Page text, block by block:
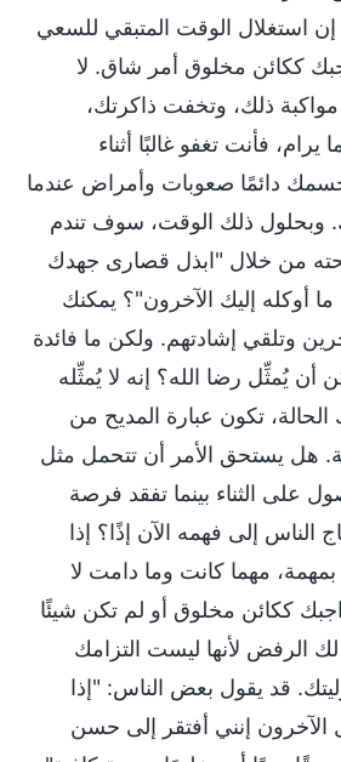
استغلال الوقت المتبقي للسعي
ككائن مخلوق أمر شاق. لا
ذلك، وتخفت ذاكرتك،
فأنت تغفو غالبًا أثناء
جسمك دائمًا صعوبات وأمراض عندما
وبحلول ذلك الوقت، سوف تندم
من خلال "ابذل قصارى جهدك
ما أوكله إليك الآخرون"؟ يمكنك
وتلقي إشادتهم. ولكن ما فائدة
يُمثِّل رضا الله؟ إنه لا يُمثِّله
تكون عبارة المديح من
هل يستحق الأمر أن تتحمل مثل
على الثناء بينما تفقد فرصة
الناس إلى فهمه الآن إذًا؟ إذا
مهما كانت وما دامت لا
ككائن مخلوق أو لم تكن شيئًا
لك الرفض لأنها ليست التزامك
قد يقول بعض الناس: "إذا
إنني أفتقر إلى حسن